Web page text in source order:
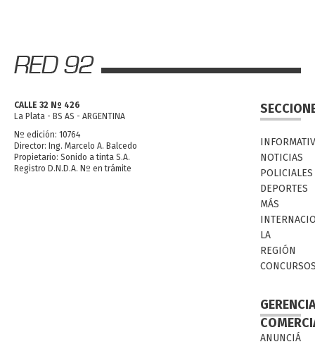
CALLE 32 Nº 426
La Plata - BS AS - ARGENTINA
Nº edición: 10764
Director: Ing. Marcelo A. Balcedo
Propietario: Sonido a tinta S.A.
Registro D.N.D.A. Nº en trámite
NOTICIAS
POLICIALES
DEPORTES
MÁS
LA
REGIÓN
ANUNCIÁ